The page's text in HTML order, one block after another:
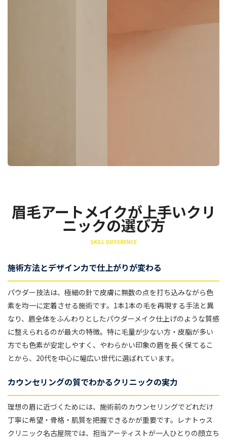
眉毛アートメイクが上手いクリ
ニックの選び方
SKILL DIFFERENCE
施術方法とデザイン力で仕上がりが変わる
パウダー技法は、極細の針で皮膚に無数の点を打ち込みながら色
素を均一に定着させる施術です。1本1本の毛を再現する手法と異
なり、眉全体をふんわりとしたパウダーメイク仕上げのような質感
に整えられるのが最大の特徴。特に毛量が少ない方・皮脂が多い
方でも色素が安定しやすく、やわらかい印象の眉を長く保てるこ
とから、20代を中心に幅広い世代に選ばれています。
カウンセリングの質でわかるクリニックの実力
理想の眉に近づくためには、施術前のカウンセリングでどれだけ
丁寧に希望・骨格・肌質を把握できるかが重要です。レナトゥス
クリニック名古屋院では、担当アーティストが一人ひとりの顔立ち